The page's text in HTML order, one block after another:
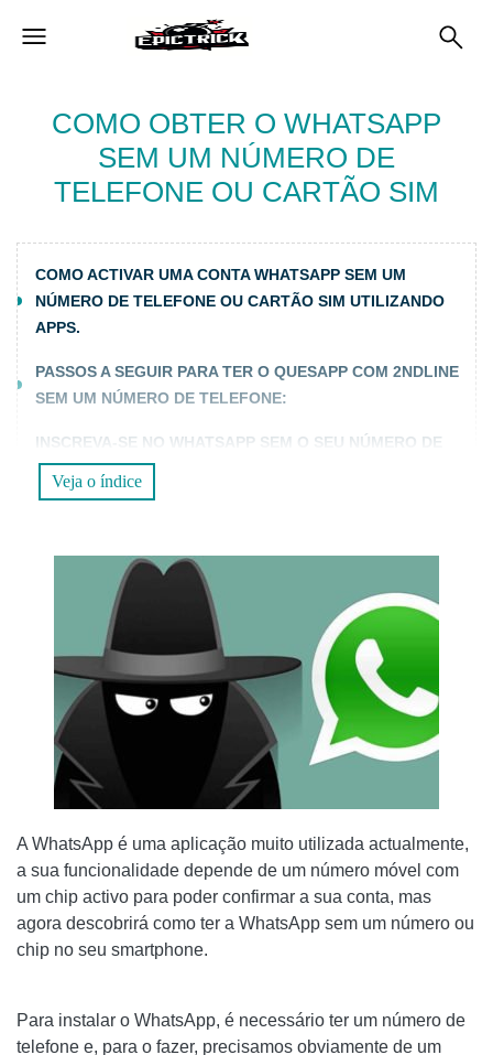
COMO OBTER O WHATSAPP
SEM UM NÚMERO DE
TELEFONE OU CARTÃO SIM
COMO ACTIVAR UMA CONTA WHATSAPP SEM UM
NÚMERO DE TELEFONE OU CARTÃO SIM UTILIZANDO
APPS.
PASSOS A SEGUIR PARA TER O QUESAPP COM 2NDLINE
SEM UM NÚMERO DE TELEFONE:
INSCREVA-SE NO WHATSAPP SEM O SEU NÚMERO DE
TELEFONE PESSOAL UTILIZANDO A APLICAÇÃO TEXT
NOW
NÚMERO DE TELEFONE PESSOAL UTILIZANDO TEXTNOW
OUTROS MÉTODOS PARA TER UMA CONTA WHATSAPP
SEM UM NÚMERO DE TELEFONE OU CARTÃO SIM
1 # GERAR UM NÚMERO A PARTIR DA APLICAÇÃO PRIMO
2 # DEFINIÇÕES
Veja o índice
A WhatsApp é uma aplicação muito utilizada actualmente,
a sua funcionalidade depende de um número móvel com
um chip activo para poder confirmar a sua conta, mas
agora descobrirá como ter a WhatsApp sem um número ou
chip no seu smartphone.
Para instalar o WhatsApp, é necessário ter um número de
telefone e, para o fazer, precisamos obviamente de um